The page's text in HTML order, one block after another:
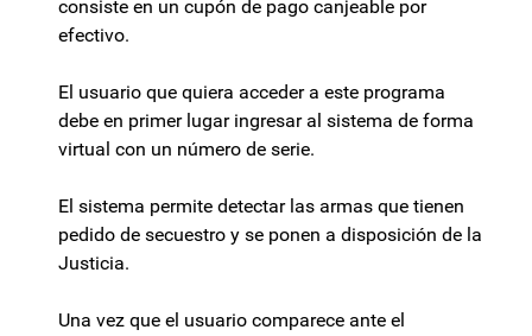
consiste en un cupón de pago canjeable por
efectivo.
El usuario que quiera acceder a este programa
debe en primer lugar ingresar al sistema de forma
virtual con un número de serie.
El sistema permite detectar las armas que tienen
pedido de secuestro y se ponen a disposición de la
Justicia.
Una vez que el usuario comparece ante el